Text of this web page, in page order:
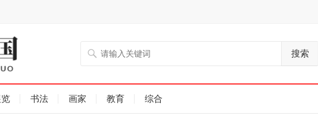
搜索
览 书法 画家 教育 综合